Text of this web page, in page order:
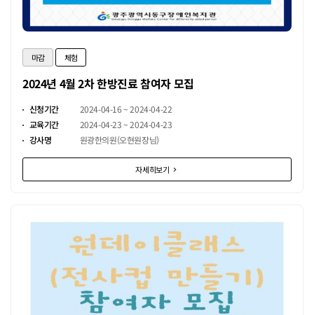
마감 체험
2024년 4월 2차 한방진료 참여자 모집
신청기간
2024-04-16 ~ 2024-04-22
교육기간
2024-04-23 ~ 2024-04-23
강사명
원광한의원(오현원장님)
자세히보기